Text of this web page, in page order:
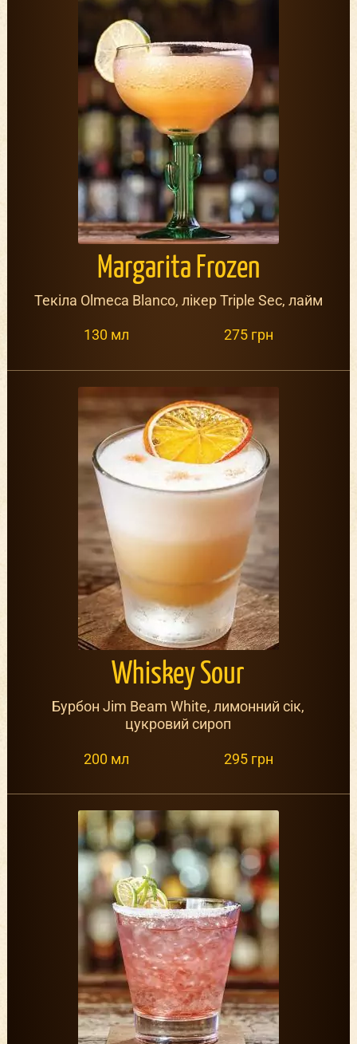
Margarita Frozen
Текіла Olmeca Blanco, лікер Triple Sec, лайм
130 мл 275 грн
Whiskey Sour
Бурбон Jim Beam White, лимонний сік,
цукровий сироп
200 мл 295 грн